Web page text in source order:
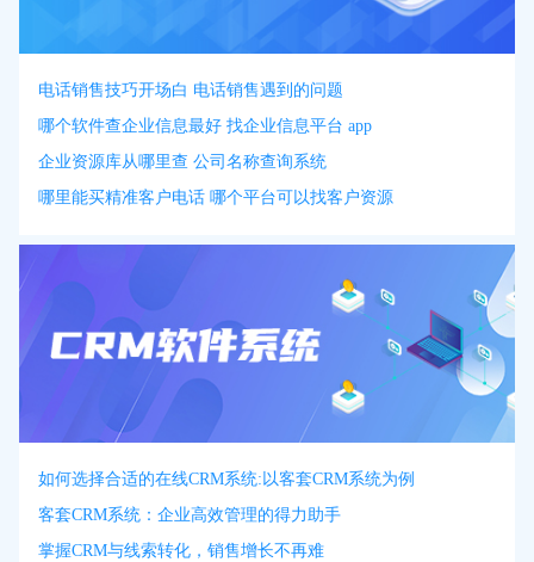
电话销售技巧开场白 电话销售遇到的问题
哪个软件查企业信息最好 找企业信息平台 app
企业资源库从哪里查 公司名称查询系统
哪里能买精准客户电话 哪个平台可以找客户资源
如何选择合适的在线CRM系统:以客套CRM系统为例
客套CRM系统：企业高效管理的得力助手
掌握CRM与线索转化，销售增长不再难